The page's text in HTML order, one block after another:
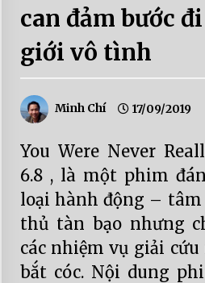
can đảm bước
giới vô tình
Minh Chí 17/09/2019
You Were Never
6.8 , là một phim
loại hành động – tâm
thủ tàn bạo nhưng
các nhiệm vụ giải
bắt cóc. Nội dung